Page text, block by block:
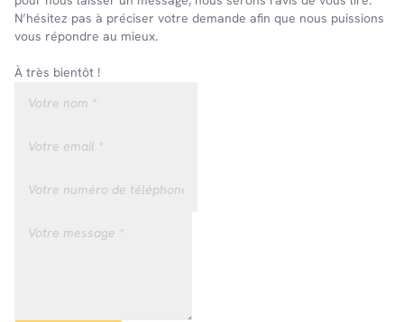
N’hésitez pas à préciser votre demande afin que nous puissions
vous répondre au mieux.
À très bientôt !